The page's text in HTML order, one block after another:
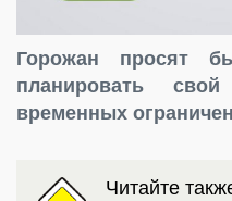
Горожан просят
планировать
временных
Читайте